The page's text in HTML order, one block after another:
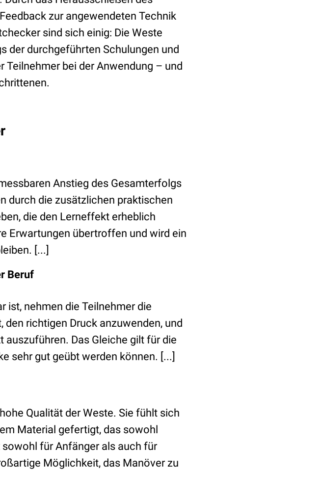
zur angewendeten Technik
sind sich einig: Die Weste
der durchgeführten Schulungen und
bei der Anwendung – und
Anstieg des Gesamterfolgs
durch die zusätzlichen praktischen
die den Lerneffekt erheblich
Erwartungen übertroffen und wird ein
[...]
Beruf
ist, nehmen die Teilnehmer die
richtigen Druck anzuwenden, und
Das Gleiche gilt für die
sehr gut geübt werden können. [...]
Qualität der Weste. Sie fühlt sich
Material gefertigt, das sowohl
für Anfänger als auch für
Möglichkeit, das Manöver zu